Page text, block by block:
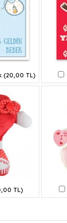
(20,00 TL)
TL)